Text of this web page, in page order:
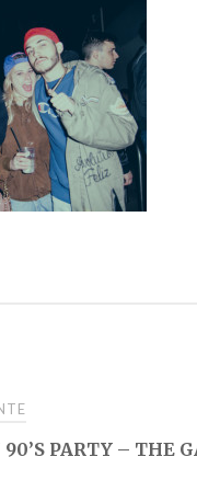
PARTY – THE